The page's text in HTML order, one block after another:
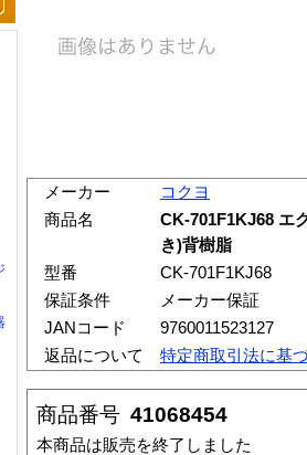
メーカー
コクヨ
商品名
CK-701F1KJ68 エ
き)背樹脂
型番
CK-701F1KJ68
保証条件
メーカー保証
JANコード
9760011523127
返品について
特定商取引法に基
商品番号 41068454
本商品は販売を終了しました